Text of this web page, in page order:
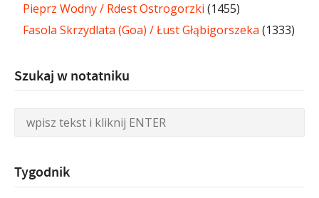
Pieprz Wodny / Rdest Ostrogorzki (1455)
Fasola Skrzydlata (Goa) / Łust Głąbigorszeka (1333)
Szukaj w notatniku
Tygodnik